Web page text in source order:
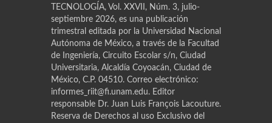
TECNOLOGÍA, Vol. XXVII, Núm. 3, julio-
septiembre 2026, es una publicación
trimestral editada por la Universidad Nacional
Autónoma de México, a través de la Facultad
de Ingeniería, Circuito Escolar s/n, Ciudad
Universitaria, Alcaldía Coyoacán, Ciudad de
México, C.P. 04510. Correo electrónico:
informes_riit@fi.unam.edu. Editor
responsable Dr. Juan Luis Franҫois Lacouture.
Reserva de Derechos al uso Exclusivo del